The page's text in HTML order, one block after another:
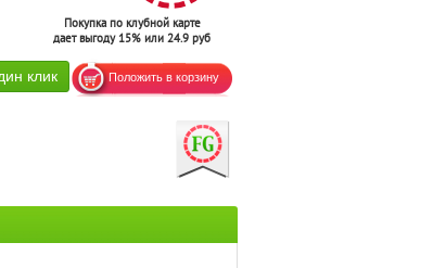
Покупка по клубной карте
дает выгоду 15% или 24.9 руб